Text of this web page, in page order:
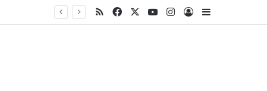
RSS Facebook YouTubeInstagram
Log In